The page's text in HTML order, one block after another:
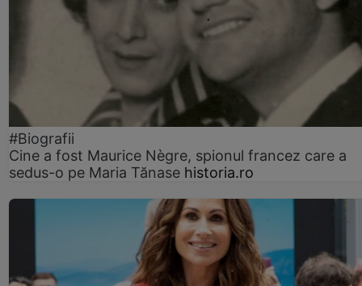
#Biografii
Cine a fost Maurice Nègre, spionul francez care a
sedus-o pe Maria Tănase historia.ro